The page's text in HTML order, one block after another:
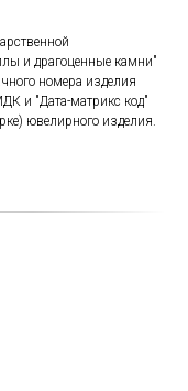
и драгоценные камни"
номера изделия
и "Дата-матрикс код"
ювелирного изделия.